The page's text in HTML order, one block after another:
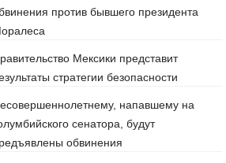
против бывшего президента
Мексики представит
стратегии безопасности
напавшему на
сенатора, будут
обвинения